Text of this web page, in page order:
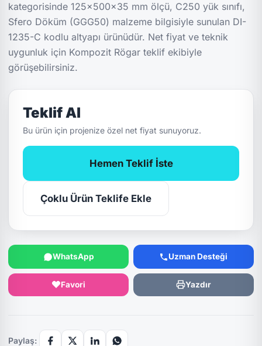
kategorisinde 125x500x35 mm ölçü, C250 yük sınıfı,
Sfero Döküm (GGG50) malzeme bilgisiyle sunulan DI-
1235-C kodlu altyapı ürünüdür. Net fiyat ve teknik
uygunluk için Kompozit Rögar teklif ekibiyle
görüşebilirsiniz.
Teklif Al
Bu ürün için projenize özel net fiyat sunuyoruz.
Hemen Teklif İste
Çoklu Ürün Teklife Ekle
WhatsApp Uzman Desteği
Favori Yazdır
Paylaş: